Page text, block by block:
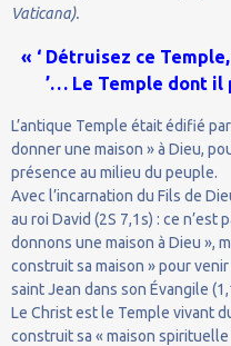
Vaticana).
« ‘ Détruisez ce
’… Le Temple dont il
L’antique Temple était édifié
donner une maison » à Dieu,
présence au milieu du peuple.
Avec l’incarnation du Fils de
au roi David (2S 7,1s) : ce n’est
donnons une maison à Dieu »,
construit sa maison » pour
saint Jean dans son Évangile
Le Christ est le Temple vivant
construit sa « maison